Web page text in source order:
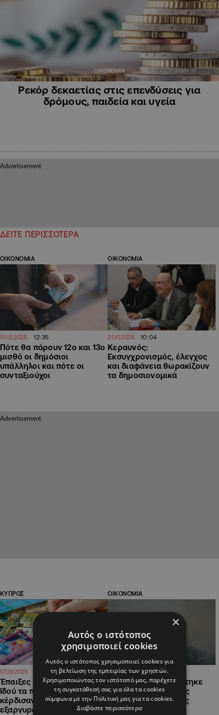
ΟΙΚΟΝΟΜΙΑ
Ρεκόρ δεκαετίας στις επενδύσεις για
δρόμους, παιδεία και υγεία
ΔΕΙΤΕ ΠΕΡΙΣΣΟΤΕΡΑ
ΟΙΚΟΝΟΜΙΑ
01.12.2025 12:35
Πότε θα πάρουν 12ο και 13ο
μισθό οι δημόσιοι
υπάλληλοι και πότε οι
συνταξιούχοι
ΟΙΚΟΝΟΜΙΑ
31.10.2025 10:04
Κεραυνός:
Εκσυγχρονισμός, έλεγχος
και διαφάνεια θωρακίζουν
τα δημοσιονομικά
ΚΥΠΡΟΣ
17.09.2025
Έπαιξες στο ξυστό λαχείο;
Ιδού τα παιχνίδια που
κέρδισαν και δεν
εξαργυρώθηκαν
ΟΙΚΟΝΟΜΙΑ
01.09.2025 14:41
Αυτό το ποσό μαζεύτηκε
στον λογαριασμό της
κυβέρνησης για τους
πυρόπληκτους
×
Αυτός ο ιστότοπος
χρησιμοποιεί cookies
Αυτός ο ιστότοπος χρησιμοποιεί cookies για
τη βελτίωση της εμπειρίας των χρηστών.
Χρησιμοποιώντας τον ιστότοπό μας, παρέχετε
τη συγκατάθεσή σας για όλα τα cookies
σύμφωνα με την Πολιτική μας για τα cookies.
Διαβάστε περισσότερα